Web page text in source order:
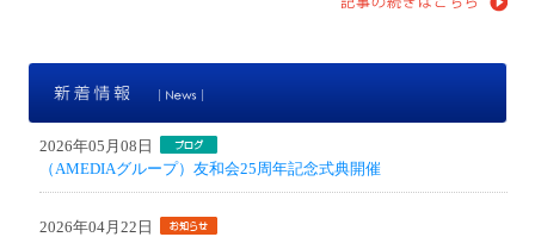
2026年05月08日
（AMEDIAグループ）友和会25周年記念式典開催
2026年04月22日